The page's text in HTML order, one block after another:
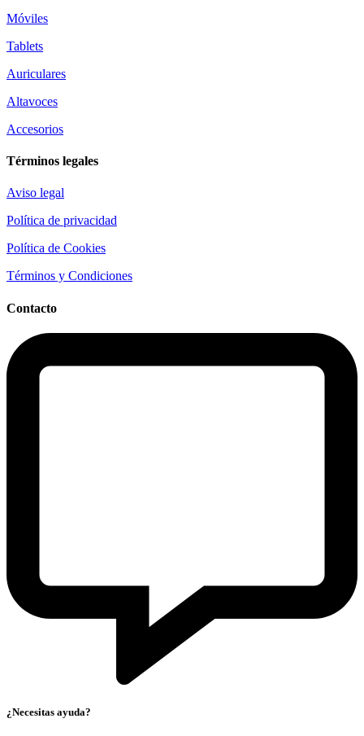
Móviles
Tablets
Auriculares
Altavoces
Accesorios
Términos legales
Aviso legal
Política de privacidad
Política de Cookies
Términos y Condiciones
Contacto
¿Necesitas ayuda?